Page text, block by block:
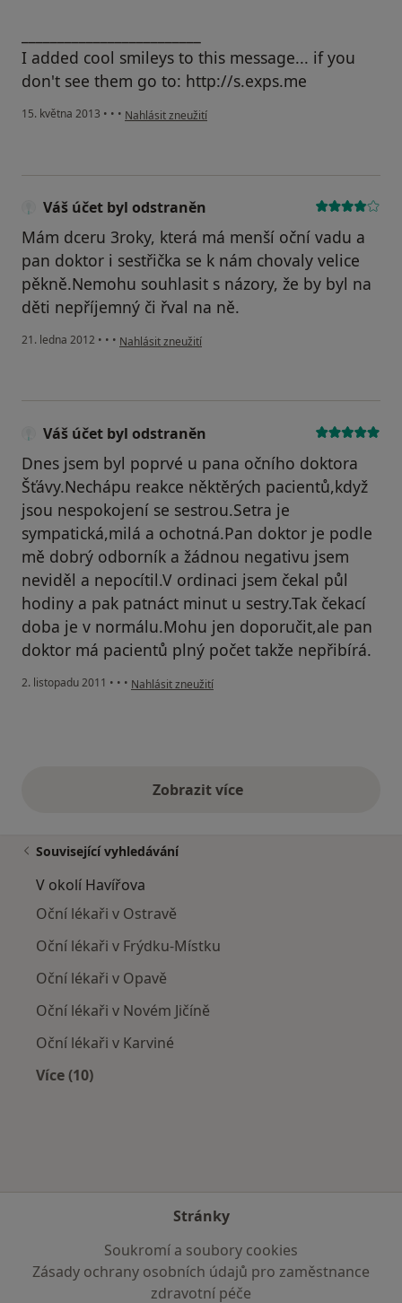
I added cool smileys to this message... if you
don't see them go to: http://s.exps.me
15. května 2013 • • • podle názoru uživatele Váš účet byl odstraněn
Nahlásit zneužití
Váš účet byl odstraněn
Mám dceru 3roky, která má menší oční vadu a
pan doktor i sestřička se k nám chovaly velice
pěkně.Nemohu souhlasit s názory, že by byl na
děti nepříjemný či řval na ně.
21. ledna 2012 • • • podle názoru uživatele Váš účet byl odstraněn
Nahlásit zneužití
Váš účet byl odstraněn
Dnes jsem byl poprvé u pana očního doktora
Šťávy.Nechápu reakce něktěrých pacientů,když
jsou nespokojení se sestrou.Setra je
sympatická,milá a ochotná.Pan doktor je podle
mě dobrý odborník a žádnou negativu jsem
neviděl a nepocítil.V ordinaci jsem čekal půl
hodiny a pak patnáct minut u sestry.Tak čekací
doba je v normálu.Mohu jen doporučit,ale pan
doktor má pacientů plný počet takže nepřibírá.
2. listopadu 2011 • • • podle názoru uživatele Váš účet byl odstraněn
Nahlásit zneužití
Zobrazit vícevýše uvedené názory
Související vyhledávání
V okolí Havířova
Oční lékaři v Ostravě
Oční lékaři v Frýdku-Místku
Oční lékaři v Opavě
Oční lékaři v Novém Jičíně
Oční lékaři v Karviné
Více (10)
Stránky
Soukromí a soubory cookies
Zásady ochrany osobních údajů pro zaměstnance
zdravotní péče